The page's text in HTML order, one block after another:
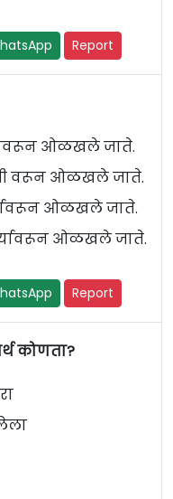
Report
ओळखले जाते.
वरून ओळखले जाते.
ओळखले जाते.
ओळखले जाते.
Report
कोणता?